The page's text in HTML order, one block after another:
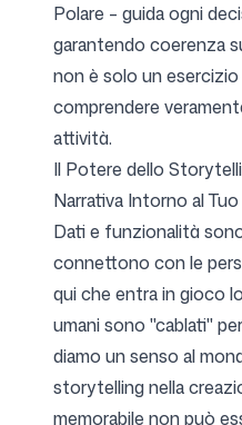
Polare – guida ogni
garantendo coerenza
non è solo un
comprendere
attività.
Il Potere dello
Narrativa Intorno al
Dati e funzionalità
connettono con le
qui che entra in gioco
umani sono "cablati"
diamo un senso al
storytelling nella
memorabile non può